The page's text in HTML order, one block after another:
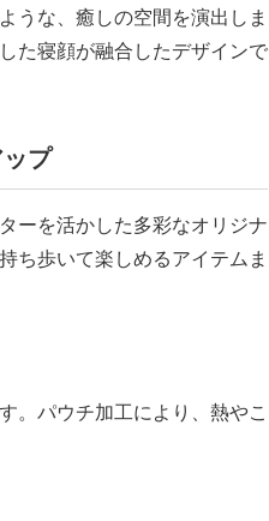
うな、癒しの空間を演出しま
た寝顔が融合したデザインで
プ
ーを活かした多彩なオリジナ
ち歩いて楽しめるアイテムま
。パウチ加工により、熱やこ